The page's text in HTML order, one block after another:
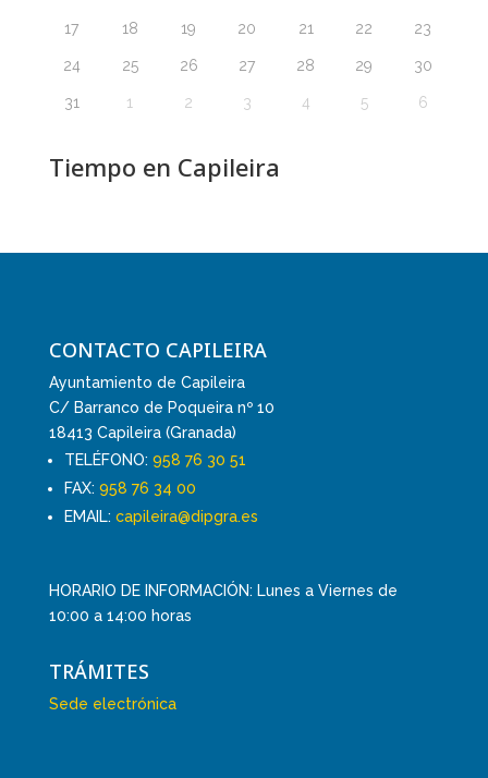
17 18 19 20 21 22 23
24 25 26 27 28 29 30
31 1 2 3 4 5 6
Tiempo en Capileira
CONTACTO CAPILEIRA
Ayuntamiento de Capileira
C/ Barranco de Poqueira nº 10
18413 Capileira (Granada)
TELÉFONO: 958 76 30 51
FAX: 958 76 34 00
EMAIL: capileira@dipgra.es
HORARIO DE INFORMACIÓN: Lunes a Viernes de
10:00 a 14:00 horas
TRÁMITES
Sede electrónica